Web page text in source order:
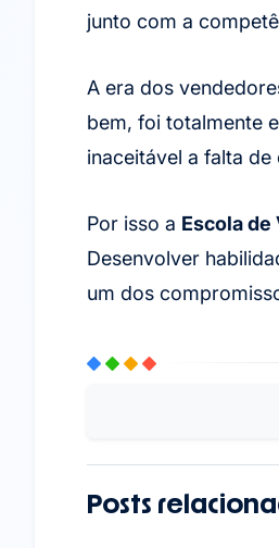
junto com a
A era dos
bem, foi totalmente
inaceitável a falta
Por isso a Escola de
Desenvolver
um dos
Posts